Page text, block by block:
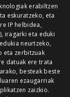
erabiltzen
eskuratzeko, eta
IP helbidea,
iragarki eta eduki
neurtzeko,
eta zerbitzuak
datuak ere trata
besteak beste
ezaugarriak
zaizkio.